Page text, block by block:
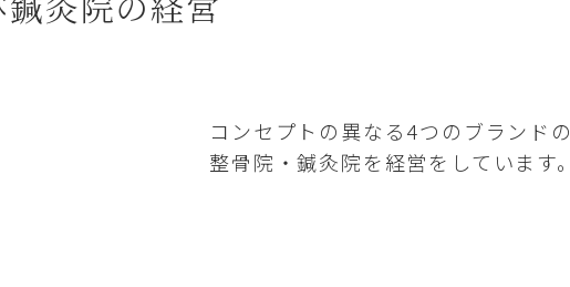
コンセプトの異なる4つのブランドの
整骨院・鍼灸院を経営をしています。